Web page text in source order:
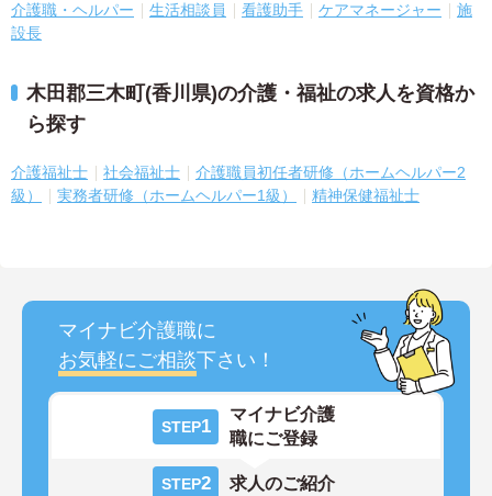
介護職・ヘルパー 生活相談員 看護助手 ケアマネージャー
施
設長
木田郡三木町(香川県)の介護・福祉の求人を資格か
ら探す
介護福祉士 社会福祉士
介護職員初任者研修（ホームヘルパー2
級）
実務者研修（ホームヘルパー1級） 精神保健福祉士
マイナビ介護職に
お気軽にご相談下さい！
STEP1
マイナビ介護
職にご登録
STEP2 求人のご紹介